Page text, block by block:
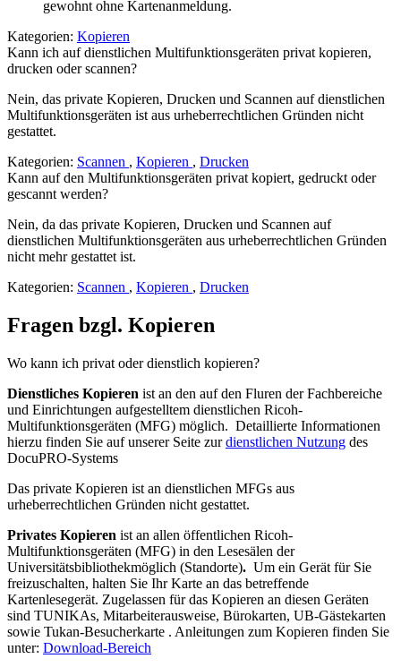
gewohnt ohne Kartenanmeldung.
Kategorien: Kopieren
Kann ich auf dienstlichen Multifunktionsgeräten privat kopieren,
drucken oder scannen?
Nein, das private Kopieren, Drucken und Scannen auf dienstlichen
Multifunktionsgeräten ist aus urheberrechtlichen Gründen nicht
gestattet.
Kategorien: Scannen , Kopieren , Drucken
Kann auf den Multifunktionsgeräten privat kopiert, gedruckt oder
gescannt werden?
Nein, da das private Kopieren, Drucken und Scannen auf
dienstlichen Multifunktionsgeräten aus urheberrechtlichen Gründen
nicht mehr gestattet ist.
Kategorien: Scannen , Kopieren , Drucken
Fragen bzgl. Kopieren
Wo kann ich privat oder dienstlich kopieren?
Dienstliches Kopieren ist an den auf den Fluren der Fachbereiche
und Einrichtungen aufgestelltem dienstlichen Ricoh-
Multifunktionsgeräten (MFG) möglich. Detaillierte Informationen
hierzu finden Sie auf unserer Seite zurdienstlichen Nutzung des
DocuPRO-Systems
Das private Kopieren ist an dienstlichen MFGs aus
urheberrechtlichen Gründen nicht gestattet.
Privates Kopieren ist an allen öffentlichen Ricoh-
Multifunktionsgeräten (MFG) in den Lesesälen der
Universitätsbibliothekmöglich (Standorte). Um ein Gerät für Sie
freizuschalten, halten Sie Ihr Karte an das betreffende
Kartenlesegerät. Zugelassen für das Kopieren an diesen Geräten
sind TUNIKAs, Mitarbeiterausweise, Bürokarten, UB-Gästekarten
sowie Tukan-Besucherkarte . Anleitungen zum Kopieren finden Sie
unter: Download-Bereich